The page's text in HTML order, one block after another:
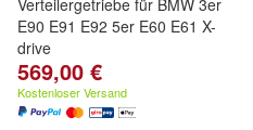
Verteilergetriebe für BMW 3er
E90 E91 E92 5er E60 E61 X-
drive
569,00 €
Kostenloser Versand